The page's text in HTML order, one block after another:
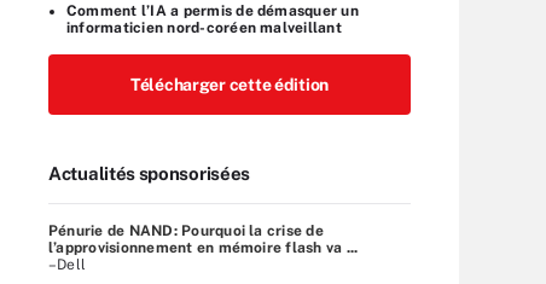
Comment l’IA a permis de démasquer un
informaticien nord-coréen malveillant
Télécharger cette édition
Actualités sponsorisées
Pénurie de NAND: Pourquoi la crise de
l’approvisionnement en mémoire flash va ...
–Dell